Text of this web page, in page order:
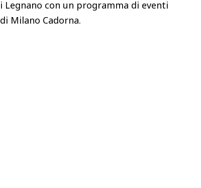
Legnano con un programma di eventi
Milano Cadorna.